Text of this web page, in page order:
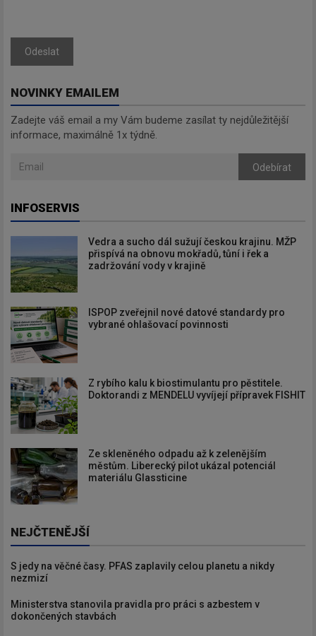
Odeslat
NOVINKY EMAILEM
Zadejte váš email a my Vám budeme zasílat ty nejdůležitější
informace, maximálně 1x týdně.
Odebírat
INFOSERVIS
Vedra a sucho dál sužují českou krajinu. MŽP
přispívá na obnovu mokřadů, tůní i řek a
zadržování vody v krajině
ISPOP zveřejnil nové datové standardy pro
vybrané ohlašovací povinnosti
Z rybího kalu k biostimulantu pro pěstitele.
Doktorandi z MENDELU vyvíjejí přípravek FISHIT
Ze skleněného odpadu až k zelenějším
městům. Liberecký pilot ukázal potenciál
materiálu Glassticine
NEJČTENĚJŠÍ
S jedy na věčné časy. PFAS zaplavily celou planetu a nikdy
nezmizí
Ministerstva stanovila pravidla pro práci s azbestem v
dokončených stavbách